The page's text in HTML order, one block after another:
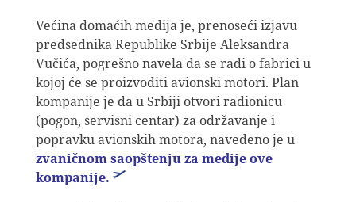
Većina domaćih medija je, prenoseći izjavu
predsednika Republike Srbije Aleksandra
Vučića, pogrešno navela da se radi o fabrici u
kojoj će se proizvoditi avionski motori. Plan
kompanije je da u Srbiji otvori radionicu
(pogon, servisni centar) za održavanje i
popravku avionskih motora, navedeno je u
zvaničnom saopštenju za medije ove
kompanije.